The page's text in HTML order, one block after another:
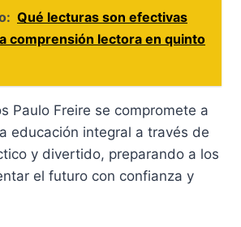
Qué lecturas son efectivas
comprensión lectora en quinto
Paulo Freire se compromete a
educación integral a través de
y divertido, preparando a los
el futuro con confianza y